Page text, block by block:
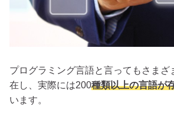
プログラミング言語と言ってもさまざ
在し、実際には200種類以上の言語が
います。